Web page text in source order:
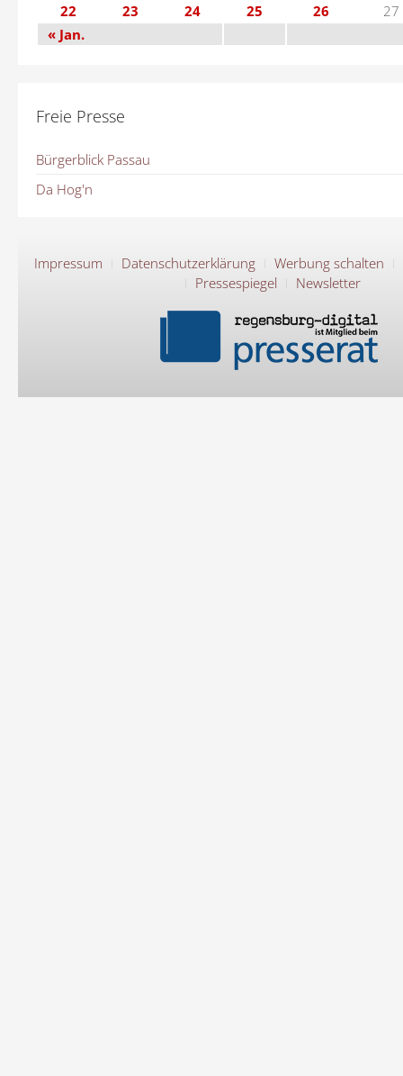
22
23 24 25 26
27
« Jan.
Freie Presse
Bürgerblick Passau
Da Hog'n
Impressum Datenschutzerklärung
Werbung schalten
Pressespiegel
Newsletter